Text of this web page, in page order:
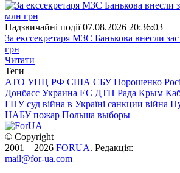
Надзвичайні події 07.08.2026 20:36:03
За екссекретаря МЗС Банькова внесли
грн
Читати
Теги
АТО УПЦ РФ США СБУ Порошенко
Донбасс Украина ЕС ДТП Рада Крым
ГПУ суд війна в Україні санкции війна
НАБУ пожар Польша выборы
© Copyright
2001—2026 FORUA. Редакція:
mail@for-ua.com